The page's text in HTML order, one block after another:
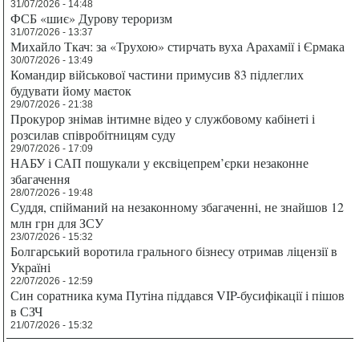
31/07/2026 - 14:48
ФСБ «шиє» Дурову тероризм
31/07/2026 - 13:37
Михайло Ткач: за «Трухою» стирчать вуха Арахамії і Єрмака
30/07/2026 - 13:49
Командир військової частини примусив 83 підлеглих
будувати йому маєток
29/07/2026 - 21:38
Прокурор знімав інтимне відео у службовому кабінеті і
розсилав співробітницям суду
29/07/2026 - 17:09
НАБУ і САП пошукали у ексвіцепрем’єрки незаконне
збагачення
28/07/2026 - 19:48
Суддя, спійманий на незаконному збагаченні, не знайшов 12
млн грн для ЗСУ
23/07/2026 - 15:32
Болгарський воротила грального бізнесу отримав ліцензії в
Україні
22/07/2026 - 12:59
Син соратника кума Путіна піддався VIP-бусифікації і пішов
в СЗЧ
21/07/2026 - 15:32